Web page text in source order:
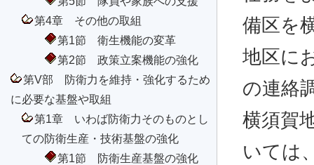
第4章 その他の取組
第1節 衛生機能の変革
第2節 政策立案機能の強化
第V部 防衛力を維持・強化するため
に必要な基盤や取組
第1章 いわば防衛力そのものとし
ての防衛生産・技術基盤の強化
第1節 防衛生産基盤の強化
備区を
地区に
の連絡
横須賀
いては